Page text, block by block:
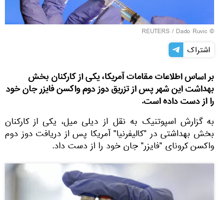
©
REUTERS / Dado Ruvic
اشتراک
بر اساس اطلاعات مقامات آمریکا، یکی از کارکنان بخش
بهداشت این شهر پس از تزریق دوز دوم واکسن فایزر جان خود
را از دست داده است.
به گزارش اسپوتنیک به نقل از دیلی میل، یکی از کارکنان
بخش بهداشتی در "کالیفرنیا" آمریکا پس از دریافت دوز دوم
واکسن کرونای "فایزر" جان خود را از دست داد.